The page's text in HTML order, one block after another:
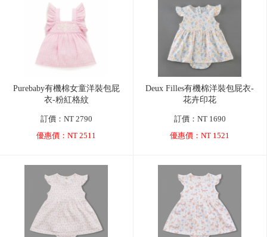
Purebaby有機棉女童洋裝包屁
衣-粉紅格紋
訂價：NT 2790
優惠價：NT 2511
Deux Filles有機棉洋裝包屁衣-
花卉印花
訂價：NT 1690
優惠價：NT 1521